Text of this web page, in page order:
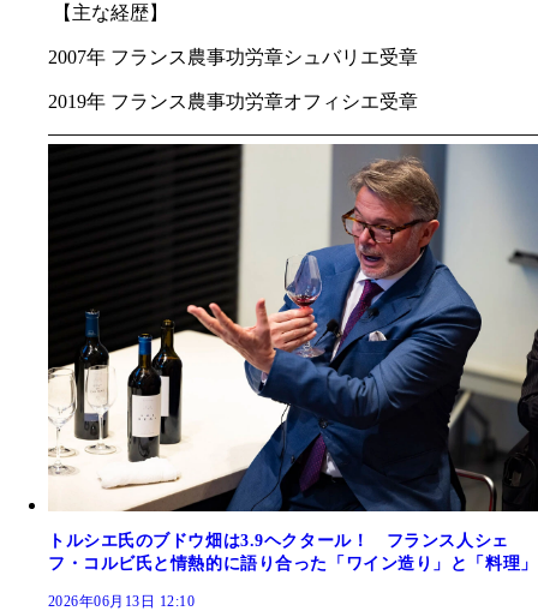
【主な経歴】
2007年 フランス農事功労章シュバリエ受章
2019年 フランス農事功労章オフィシエ受章
トルシエ氏のブドウ畑は3.9ヘクタール！ フランス人シェ
フ・コルビ氏と情熱的に語り合った「ワイン造り」と「料理」
2026年06月13日 12:10